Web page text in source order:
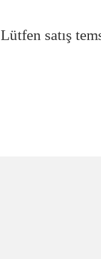
Lütfen satış